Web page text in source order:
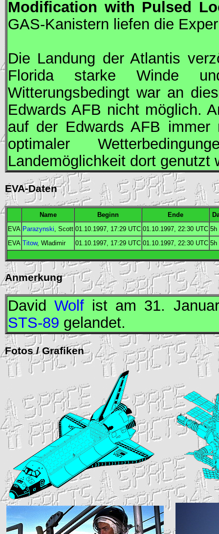
Modification with Pulsed
GAS-Kanistern liefen die
Die Landung der Atlantis
Florida starke Winde
Witterungsbedingt war an
Edwards AFB nicht möglich.
auf der EdwardsAFB immer
optimaler
Landemöglichkeit dort genutzt
EVA-Daten
Name Beginn Ende
EVA Parazynski , Scott 01.10.1997, 17:29 UTC 01.10.1997, 22:30 UTC 5h
EVA Titow, Wladimir 01.10.1997, 17:29 UTC 01.10.1997, 22:30 UTC 5h
Anmerkung
DavidWolf ist am 31.
STS-89 gelandet.
Fotos / Grafiken